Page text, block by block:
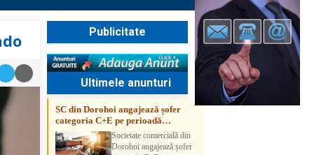
Publicitate
Ultimele anunturi
SC din Dorohoi angajează șofer
categoria C+E pe perioadă
nedeterminatăSocietate comercială din
Dorohoi angajează șofer